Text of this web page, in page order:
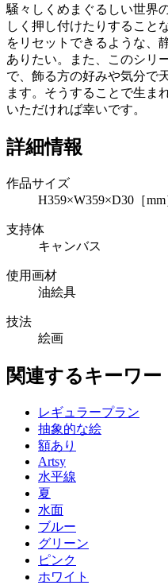
騒々しくめまぐるしい世界
しく押し付けたりすること
をリセットできるような、
ありたい。また、このシリ
で、飾る方の好みや気分で
ます。そうすることで生ま
いただければ幸いです。
詳細情報
作品サイズ
H359×W359×D30［mm
支持体
キャンバス
使用画材
油絵具
技法
絵画
関連するキーワー
レギュラープラン
抽象的な絵
額あり
Artsy
水平線
夏
水面
ブルー
グリーン
ピンク
ホワイト